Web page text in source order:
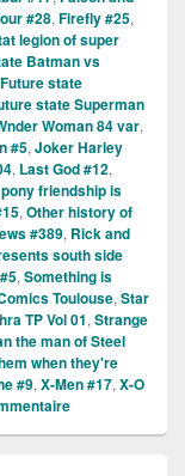
#28, Firefly #25,
legion of super
Batman vs
Future state
state Superman
Woman 84 var,
#5, Joker Harley
, Last God #12,
friendship is
, Other history of
#389, Rick and
south side
, Something is
Toulouse, Star
TP Vol 01, Strange
the man of Steel
when they're
#9, X-Men #17, X-O